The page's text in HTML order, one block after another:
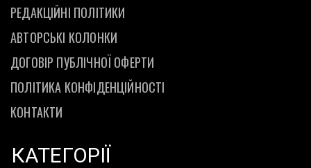
РЕДАКЦІЙНІ ПОЛІТИКИ
АВТОРСЬКІ КОЛОНКИ
ДОГОВІР ПУБЛІЧНОЇ ОФЕРТИ
ПОЛІТИКА КОНФІДЕНЦІЙНОСТІ
КОНТАКТИ
КАТЕГОРІЇ